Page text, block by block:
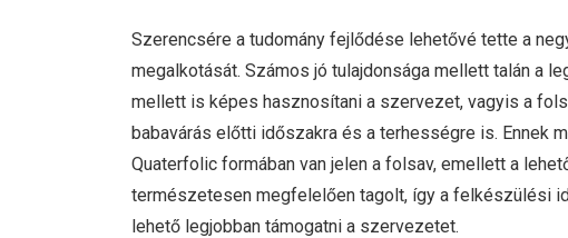
Szerencsére a tudomány fejlődése lehetővé tette a
megalkotását. Számos jó tulajdonsága mellett talán a
mellett is képes hasznosítani a szervezet, vagyis a
babavárás előtti időszakra és a terhességre is. Ennek
Quaterfolic formában van jelen a folsav, emellett a
természetesen megfelelően tagolt, így a felkészülési
lehető legjobban támogatni a szervezetet.